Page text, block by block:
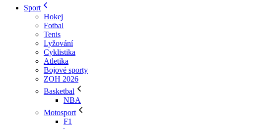
Sport
Hokej
Fotbal
Tenis
Lyžování
Cyklistika
Atletika
Bojové sporty
ZOH 2026
Basketbal
NBA
Motosport
F1